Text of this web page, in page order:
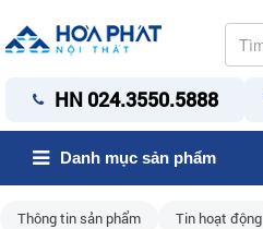
HN 024.3550.5888
Danh mục sản phẩm
Thông tin sản phẩm Tin hoạt động